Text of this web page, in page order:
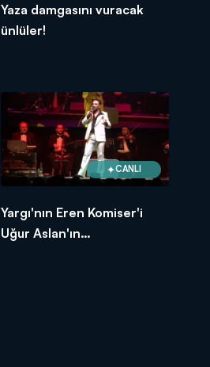
Yaza damgasını vuracak
ünlüler!
CANLI
Yargı'nın Eren Komiser'i
Uğur Aslan'ın